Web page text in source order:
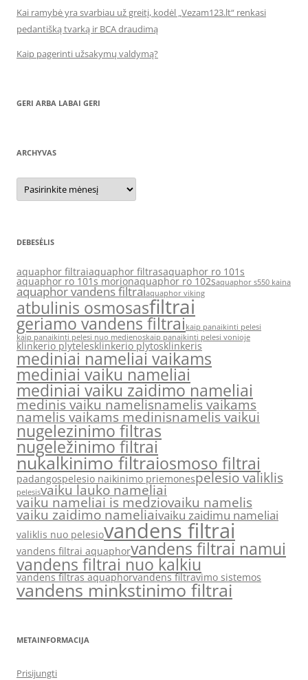
Kai ramybė yra svarbiau už greitį, kodėl „Vezam123.lt“ renkasi
pedantišką tvarką ir BCA draudimą
Kaip pagerinti užsakymų valdymą?
GERI ARBA LABAI GERI
ARCHYVAS
Archyvas
DEBESĖLIS
aquaphor filtraiaquaphor filtrasaquaphor ro 101s
aquaphor ro 101s morionaquaphor ro 102saquaphor s550 kaina
aquaphor vandens filtraiaquaphor viking
atbulinis osmosasfiltrai
geriamo vandens filtraikaip panaikinti pelesi
kaip panaikinti pelesi nuo medienoskaip panaikinti pelesi vonioje
klinkerio plytelesklinkerio plytosklinkeris
mediniai nameliai vaikams
mediniai vaiku nameliai
mediniai vaiku zaidimo nameliai
medinis vaiku namelisnamelis vaikams
namelis vaikams medinisnamelis vaikui
nugelezinimo filtras
nugeležinimo filtrai
nukalkinimo filtraiosmoso filtrai
padangospelesio naikinimo priemonespelesio valiklis
pelesisvaiku lauko nameliai
vaiku nameliai is medziovaiku namelis
vaiku zaidimo nameliaivaiku zaidimu nameliai
valiklis nuo pelesiovandens filtrai
vandens filtrai aquaphorvandens filtrai namui
vandens filtrai nuo kalkiu
vandens filtras aquaphorvandens filtravimo sistemos
vandens minkstinimo filtrai
METAINFORMACIJA
Prisijungti